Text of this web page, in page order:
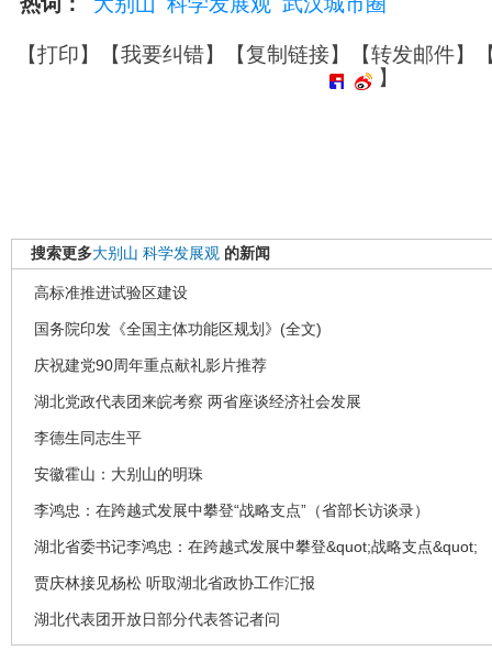
【打印】【我要纠错】【复制链接】【转发邮件】
】
搜索更多大别山 科学发展观 的新闻
高标准推进试验区建设
国务院印发《全国主体功能区规划》(全文)
庆祝建党90周年重点献礼影片推荐
湖北党政代表团来皖考察 两省座谈经济社会发展
李德生同志生平
安徽霍山：大别山的明珠
李鸿忠：在跨越式发展中攀登“战略支点”（省部长访谈录）
湖北省委书记李鸿忠：在跨越式发展中攀登&quot;战略支点&quot;
贾庆林接见杨松 听取湖北省政协工作汇报
湖北代表团开放日部分代表答记者问